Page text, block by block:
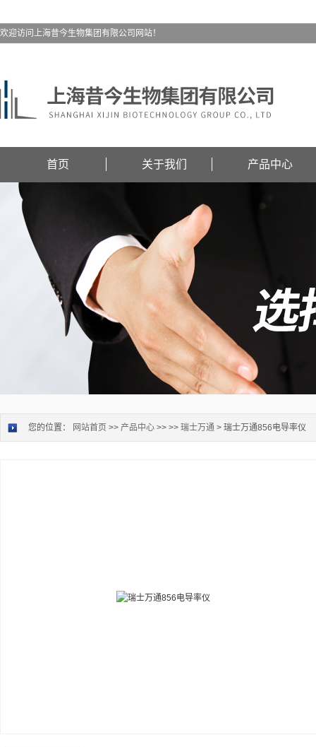
欢迎访问上海昔今生物集团有限公司网站！
首页 关于我们 产品中心
您的位置： 网站首页 >> 产品中心 >> >> 瑞士万通 > 瑞士万通856电导率仪